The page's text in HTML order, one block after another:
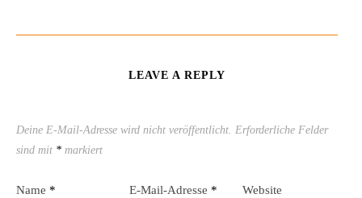
LEAVE A REPLY
Deine E-Mail-Adresse wird nicht veröffentlicht. Erforderliche Felder
sind mit * markiert
Name * E-Mail-Adresse * Website